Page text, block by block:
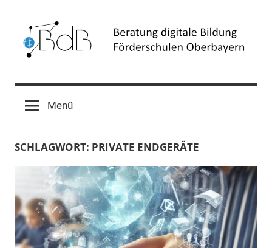
springen
Beratung
digitale
Bildung
(BdB)
Menü
SCHLAGWORT: PRIVATE ENDGERÄTE